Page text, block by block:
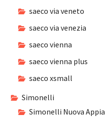
saeco via veneto
saeco via venezia
saeco vienna
saeco vienna plus
saeco xsmall
Simonelli
Simonelli Nuova Appia